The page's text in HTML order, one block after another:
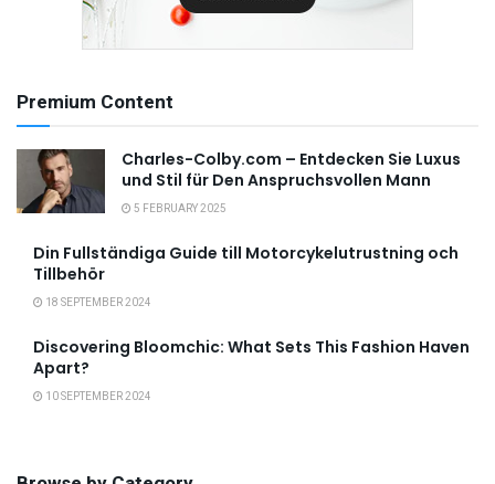
Premium Content
Charles-Colby.com – Entdecken Sie Luxus
und Stil für Den Anspruchsvollen Mann
5 FEBRUARY 2025
Din Fullständiga Guide till Motorcykelutrustning och
Tillbehör
18 SEPTEMBER 2024
Discovering Bloomchic: What Sets This Fashion Haven
Apart?
10 SEPTEMBER 2024